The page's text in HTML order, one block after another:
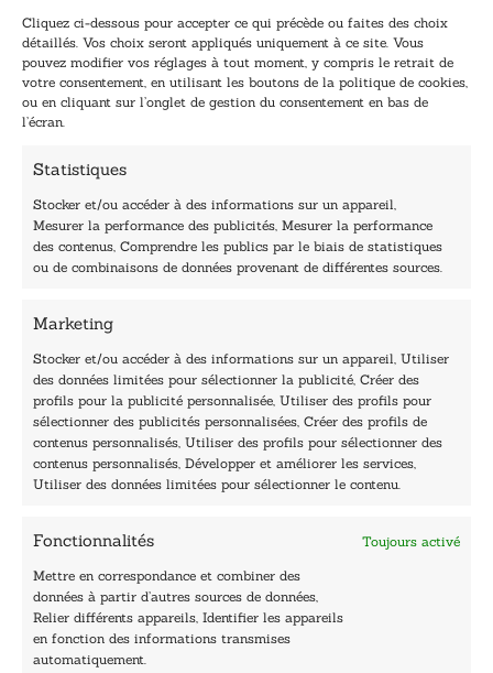
Cliquez ci-dessous pour accepter ce qui précède ou faites des choix
détaillés. Vos choix seront appliqués uniquement à ce site. Vous
pouvez modifier vos réglages à tout moment, y compris le retrait de
votre consentement, en utilisant les boutons de la politique de cookies,
ou en cliquant sur l’onglet de gestion du consentement en bas de
l’écran.
Statistiques
Stocker et/ou accéder à des informations sur un appareil,
Mesurer la performance des publicités, Mesurer la performance
des contenus, Comprendre les publics par le biais de statistiques
ou de combinaisons de données provenant de différentes sources.
Marketing
Stocker et/ou accéder à des informations sur un appareil, Utiliser
des données limitées pour sélectionner la publicité, Créer des
profils pour la publicité personnalisée, Utiliser des profils pour
sélectionner des publicités personnalisées, Créer des profils de
contenus personnalisés, Utiliser des profils pour sélectionner des
contenus personnalisés, Développer et améliorer les services,
Utiliser des données limitées pour sélectionner le contenu.
Fonctionnalités Toujours activé
Mettre en correspondance et combiner des
données à partir d’autres sources de données,
Relier différents appareils, Identifier les appareils
en fonction des informations transmises
automatiquement.
m
a
i
l
*
a
i
l
m
a
i
l
*
TENEZ-MOI AU COURANT !
40, rue du Louvre 75001 Paris
Horaires du standard
De mardi à vendredi :
9h - 12h et 13h30 - 16h30
Lundi, samedi et dimanche : fermé
Navigation
Accueil
Les Plumes du Lys Bleu
Prix sciences humaines et sociales
Nos collections
Nos auteurs
Catalogue